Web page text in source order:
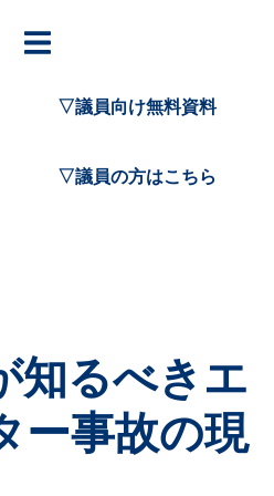
▽議員向け無料資料
▽議員の方はこちら
知るべきエ
ー事故の現